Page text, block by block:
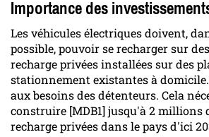
Importance des
Les véhicules électriques doivent,
possible, pouvoir se recharger sur
recharge privées installées sur des
stationnement existantes à
aux besoins des détenteurs. Cela
construire [MDB1] jusqu'à 2 millions
recharge privées dans le pays d'ici